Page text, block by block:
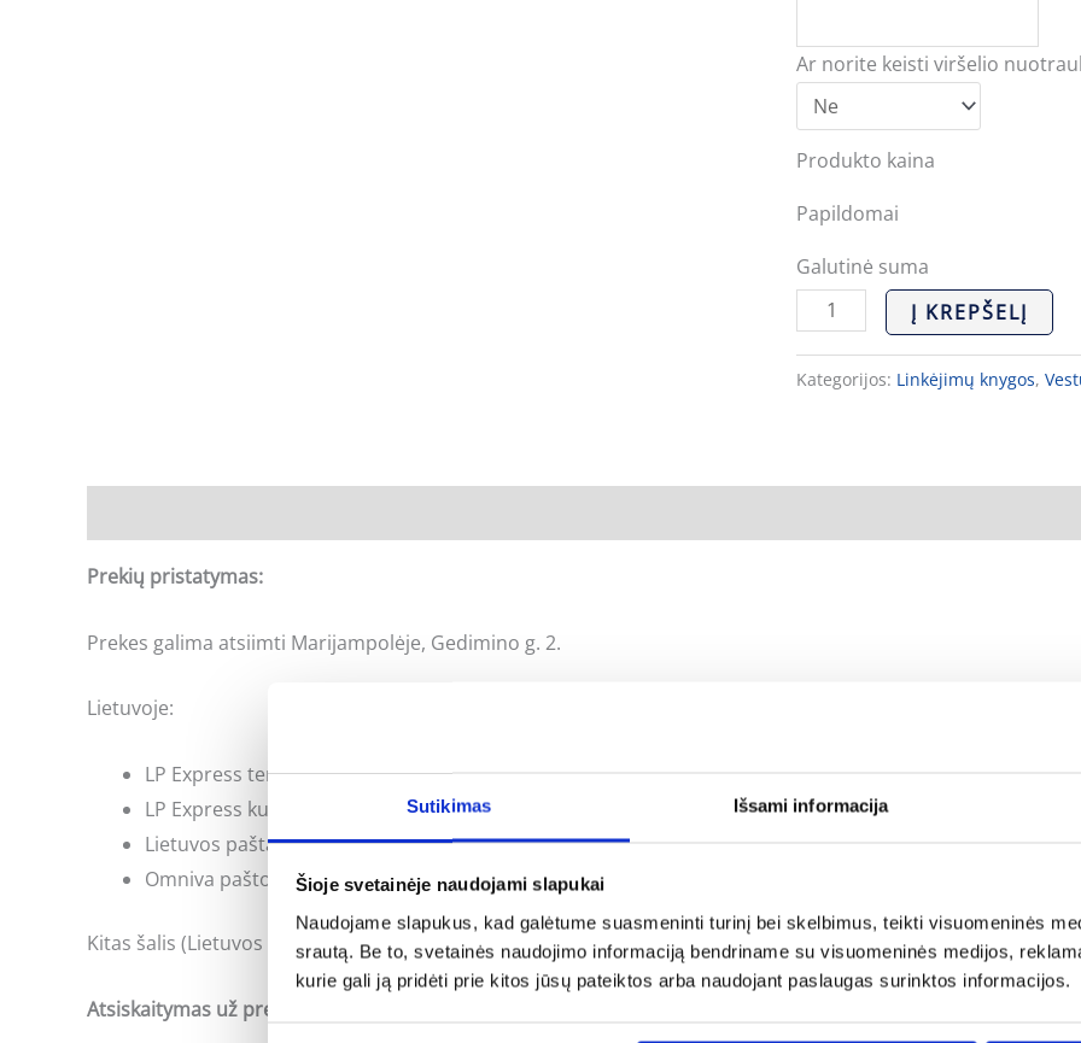
Sutikimas Išsami informacija
Šioje svetainėje naudojami slapukai
Naudojame slapukus, kad galėtume suasmeninti turinį bei skelbimus, teikti visuomeninės
srautą. Be to, svetainės naudojimo informaciją bendriname su visuomeninės medijos,
kurie gali ją pridėti prie kitos jūsų pateiktos arba naudojant paslaugas surinktos informacijos.
Ar norite keisti viršelio
Produkto kaina
Papildomai
Galutinė suma
Į KREPŠELĮ
Kategorijos: Linkėjimų knygos,
Prekių pristatymas:
Prekes galima atsiimti Marijampolėje, Gedimino g. 2.
Lietuvoje:
LP Express terminalai: per 1-3 d. d.;
LP Express kurjeris: per 1-3 d. d.;
Lietuvos paštas: per 1-3 d. d.;
Omniva paštomatas: per 1-3 d. d.
Kitas šalis (Lietuvos paštas): per 5-14 d. d.;
Atsiskaitymas už prekes: